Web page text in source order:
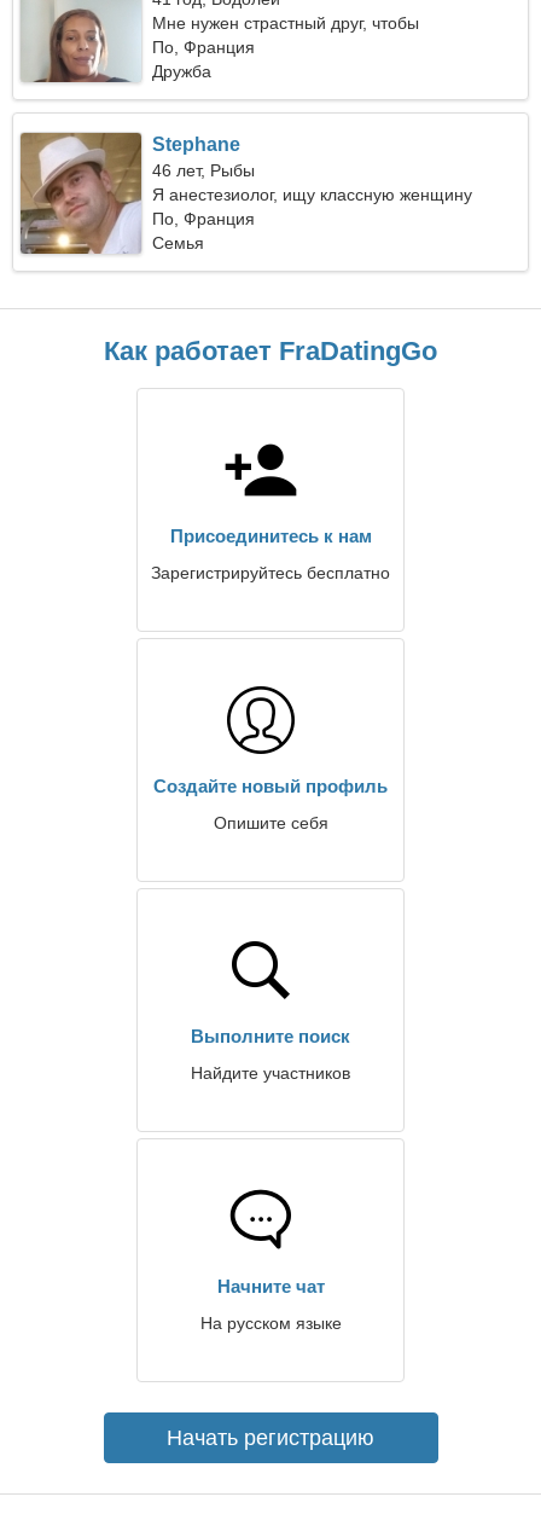
Мне нужен страстный друг, чтобы
путешествовать
По, Франция
Дружба
Stephane
46 лет, Рыбы
Я анестезиолог, ищу классную женщину
По, Франция
Семья
Как работает FraDatingGo
Присоединитесь к нам
Зарегистрируйтесь бесплатно
Создайте новый профиль
Опишите себя
Выполните поиск
Найдите участников
Начните чат
На русском языке
Начать регистрацию